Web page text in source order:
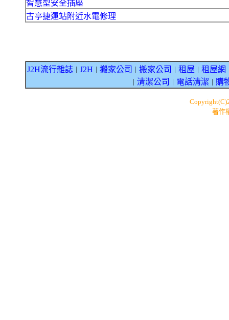
智慧型安全插座
古亭捷運站附近水電修理
J2H流行雜誌 J2H 搬家公司 搬家公司 租屋 租屋網
清潔公司 電話清潔 購
著作